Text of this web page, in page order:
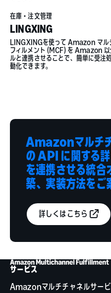
在庫・注文管理
LINGXING
LINGXINGを使って Amazon マル
フィルメント (MCF) を Amazon 以
ルと連携させることで、簡単に受注
動化できます。
Amazonマルチ
の API に関する
を連携させる統合
築、実装方法をご
詳しくはこちら
サービス
Amazonマルチチャネルサービ